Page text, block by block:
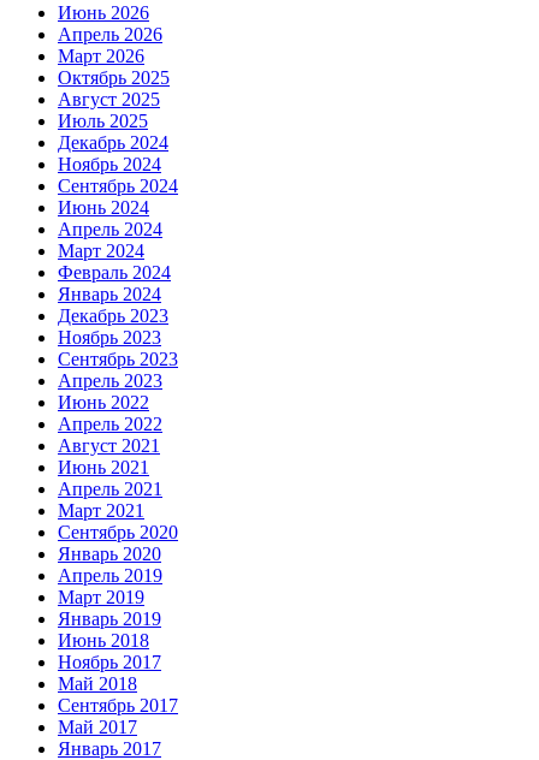
Июнь 2026
Апрель 2026
Март 2026
Октябрь 2025
Август 2025
Июль 2025
Декабрь 2024
Ноябрь 2024
Сентябрь 2024
Июнь 2024
Апрель 2024
Март 2024
Февраль 2024
Январь 2024
Декабрь 2023
Ноябрь 2023
Сентябрь 2023
Апрель 2023
Июнь 2022
Апрель 2022
Август 2021
Июнь 2021
Апрель 2021
Март 2021
Сентябрь 2020
Январь 2020
Апрель 2019
Март 2019
Январь 2019
Июнь 2018
Ноябрь 2017
Май 2018
Сентябрь 2017
Май 2017
Январь 2017